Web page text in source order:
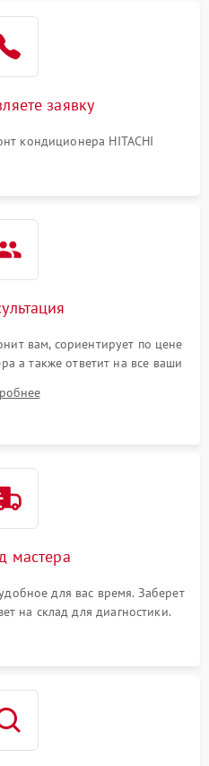
заявку
кондиционера HITACHI
вам, сориентирует по цене
а также ответит на все ваши
мастера
для вас время. Заберет
на склад для диагностики.